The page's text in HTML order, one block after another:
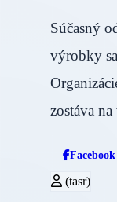
Súčasný
výrobky
zostáva
Facebook
(tasr)